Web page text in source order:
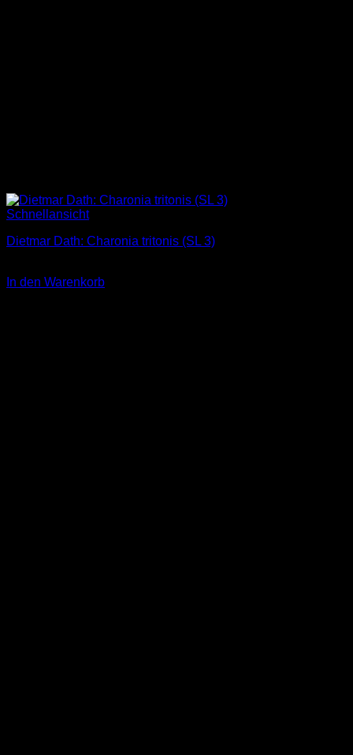
Schnellansicht
Dietmar Dath: Charonia tritonis (SL 3)
In den Warenkorb